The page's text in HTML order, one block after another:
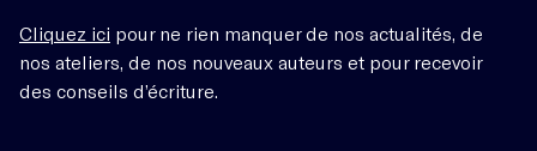
Cliquez ici pour ne rien manquer de nos actualités, de
nos ateliers, de nos nouveaux auteurs et pour recevoir
des conseils d’écriture.